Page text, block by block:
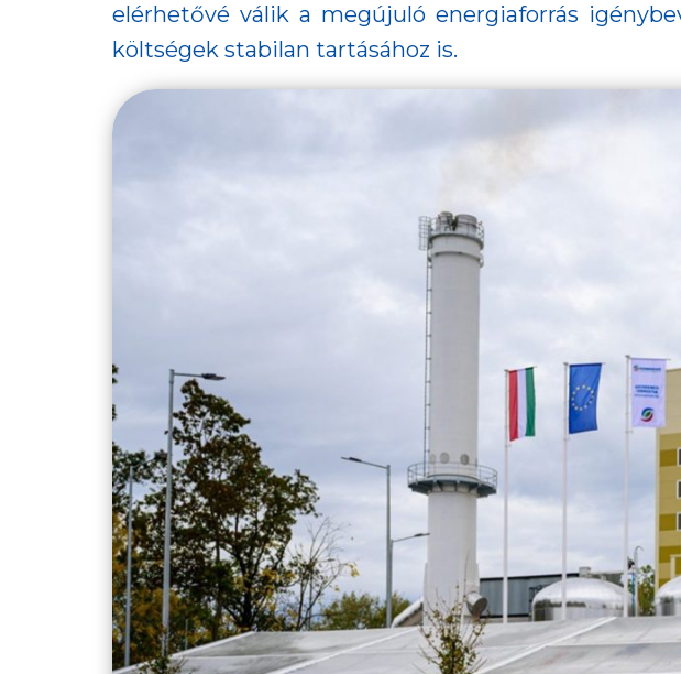
elérhetővé válik a megújuló energiaforrás
költségek stabilan tartásához is.